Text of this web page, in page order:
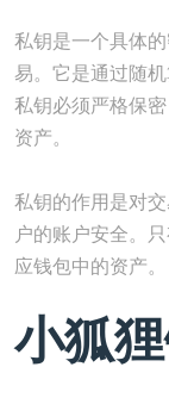
私钥是一个具体
易。它是通过随
私钥必须严格保
资产。
私钥的作用是对
户的账户安全。
应钱包中的资产。
小狐